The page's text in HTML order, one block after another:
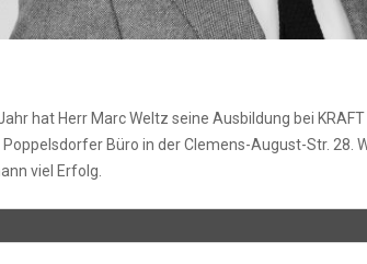
hat Herr Marc Weltz seine Ausbildung bei
Büro in der Clemens-August-Str. 28.
viel Erfolg.